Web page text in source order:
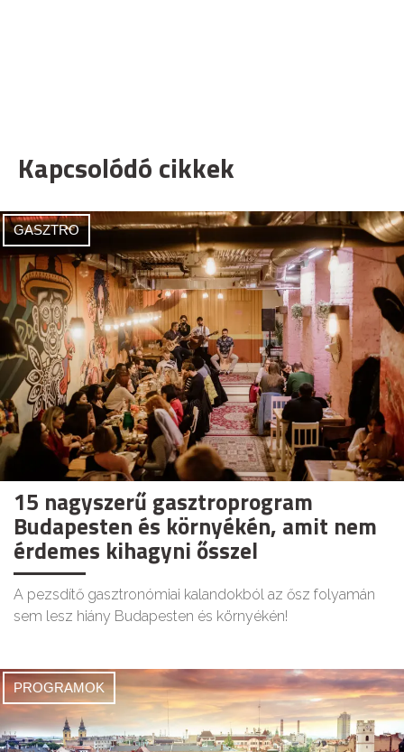
Kapcsolódó cikkek
GASZTRO
15 nagyszerű gasztroprogram
Budapesten és környékén, amit nem
érdemes kihagyni ősszel
A pezsdítő gasztronómiai kalandokból az ősz folyamán
sem lesz hiány Budapesten és környékén!
PROGRAMOK